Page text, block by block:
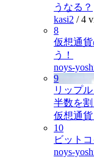
うなる？
kasi2 /4
8
仮想通
う！
noys-
9
リップ
半数を
仮想通
10
ビット
noys-